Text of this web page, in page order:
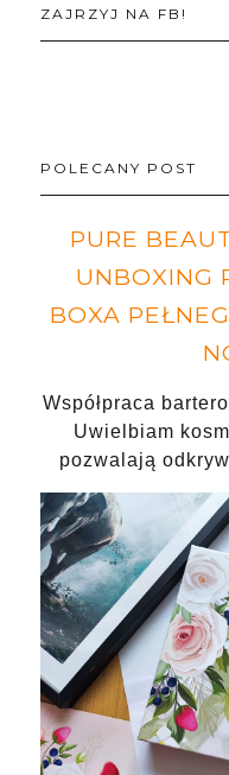
ZAJRZYJ NA FB!
POLECANY POST
PURE
UNBOXING
BOXA
Współpraca
Uwielbiam
pozwalają